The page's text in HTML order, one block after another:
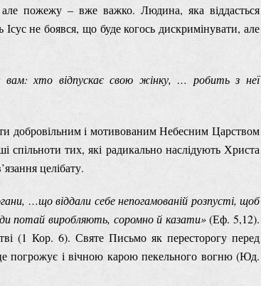
пожежу ‒ вже важко. Людина, яка віддасться
не боявся, що буде когось дискримінувати, але
хто відпускає свою жінку, … робить з неї
добровільним і мотивованим Небесним Царством
тих, які радикально наслідують Христа
целібату.
…що віддали себе непогамованій розпусті, щоб
потай виробляють, соромно й казати»(Еф. 5,12).
(1 Кор. 6). Святе Письмо як пересторогу перед
погрожує і вічною карою пекельного вогню (Юд.